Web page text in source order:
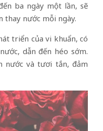
ba ngày một lần, sẽ
thay nước mỗi ngày.
triển của vi khuẩn, có
dẫn đến héo sớm.
nước và tươi tắn, đảm